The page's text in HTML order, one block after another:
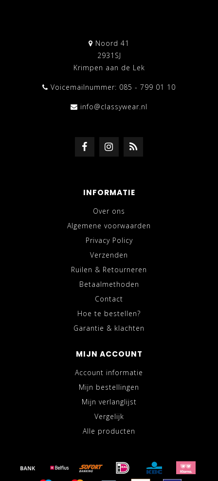
Noord 41
2931SJ
Krimpen aan de Lek
Voicemailnummer: 085 - 799 01 10
info@classywear.nl
INFORMATIE
Over ons
Algemene voorwaarden
Privacy Policy
Verzenden
Ruilen & Retourneren
Betaalmethoden
Contact
Hoe te bestellen?
Garantie & klachten
MIJN ACCOUNT
Account informatie
Mijn bestellingen
Mijn verlanglijst
Vergelijk
Alle producten